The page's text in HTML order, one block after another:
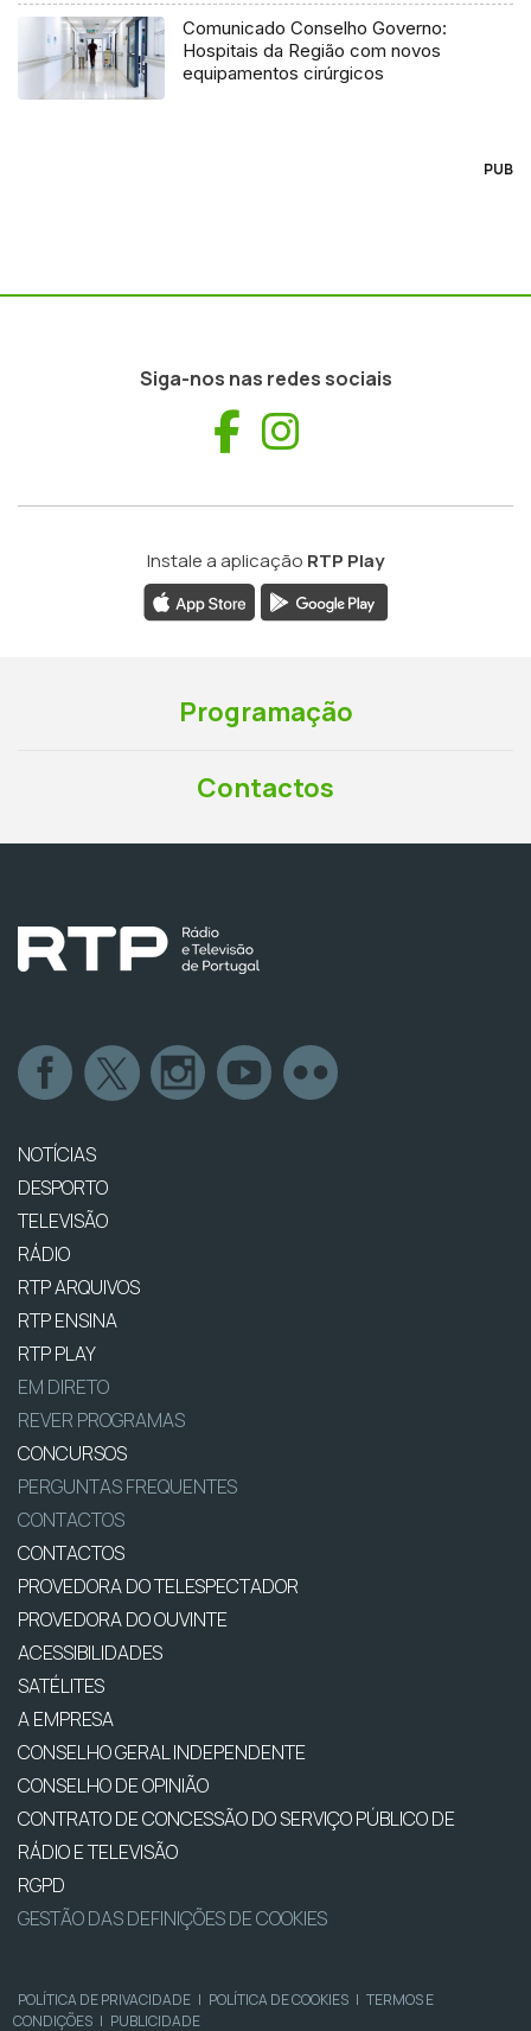
Comunicado Conselho Governo:
Hospitais da Região com novos
equipamentos cirúrgicos
PUB
Siga-nos nas redes sociais
Facebook
Instale a aplicação RTP Play
Programação
Contactos
NOTÍCIAS
DESPORTO
TELEVISÃO
RÁDIO
RTP ARQUIVOS
RTP ENSINA
RTP PLAY
EM DIRETO
REVER PROGRAMAS
CONCURSOS
PERGUNTAS FREQUENTES
CONTACTOS
CONTACTOS
PROVEDORA DO TELESPECTADOR
PROVEDORA DO OUVINTE
ACESSIBILIDADES
SATÉLITES
A EMPRESA
CONSELHO GERAL INDEPENDENTE
CONSELHO DE OPINIÃO
CONTRATO DE CONCESSÃO DO SERVIÇO PÚBLICO DE
RÁDIO E TELEVISÃO
RGPD
GESTÃO DAS DEFINIÇÕES DE COOKIES
POLÍTICA DE PRIVACIDADE | POLÍTICA DE COOKIES | TERMOS E
CONDIÇÕES | PUBLICIDADE